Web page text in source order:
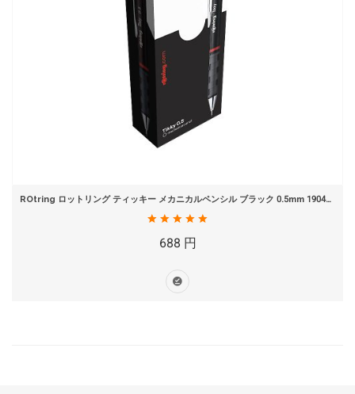
ROtring ロットリング ティッキー メカニカルペンシル ブラック 0.5mm 1904700
688 円